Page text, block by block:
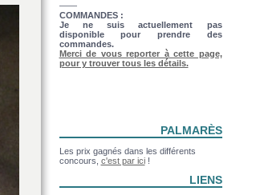
——
COMMANDES :
Je ne suis actuellement pas
disponible pour prendre des
commandes.
Merci de vous reporter à cette page,
pour y trouver tous les détails.
PALMARÈS
Les prix gagnés dans les différents
concours, c'est par ici!
LIENS